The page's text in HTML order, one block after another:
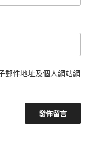
郵件地址及個人網站網